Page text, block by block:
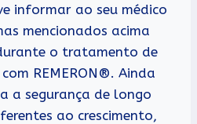
informar ao seu médico
mencionados acima
o tratamento de
REMERON®. Ainda
a segurança de longo
ao crescimento,